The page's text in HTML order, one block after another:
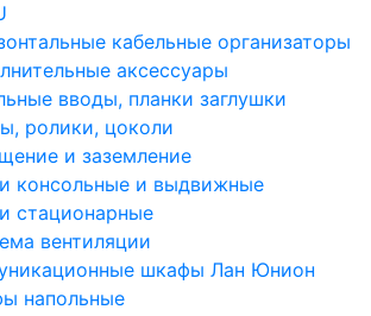
кабельные организаторы
аксессуары
вводы, планки заглушки
ролики, цоколи
и заземление
консольные и выдвижные
стационарные
вентиляции
шкафы Лан Юнион
напольные